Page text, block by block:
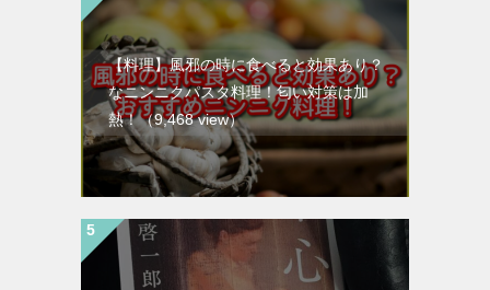
【料理】風邪の時に食べると効果あり？
なニンニクパスタ料理！匂い対策は加
熱！（9,468 view）